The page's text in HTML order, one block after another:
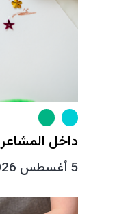
داخل المشاعر
5 أغسطس 2026